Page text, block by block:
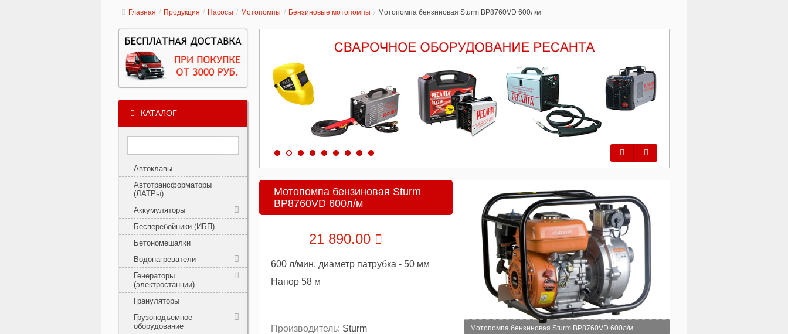
Главная / Продукция / Насосы / Мотопомпы / Бензиновые мотопомпы / Мотопомпа бензиновая Sturm BP8760VD 600л/м
КАТАЛОГ
Автоклавы
Автотрансформаторы
(ЛАТРы)
Аккумуляторы
Бесперебойники (ИБП)
Бетономешалки
Водонагреватели
Генераторы
(электростанции)
Грануляторы
Грузоподъемное
оборудование
Предыдущий
Следующий
Мотопомпа бензиновая Sturm
BP8760VD 600л/м
21 890.00
600 л/мин, диаметр патрубка - 50 мм
Напор 58 м
Производитель: Sturm Мотопомпа бензиновая Sturm BP8760VD 600л/м